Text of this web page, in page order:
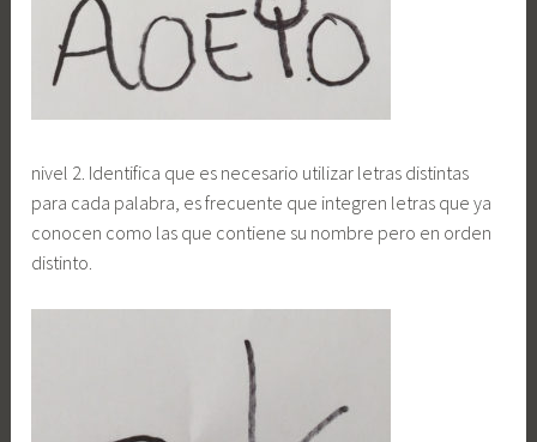
nivel 2. Identifica que es necesario utilizar letras distintas
para cada palabra, es frecuente que integren letras que ya
conocen como las que contiene su nombre pero en orden
distinto.